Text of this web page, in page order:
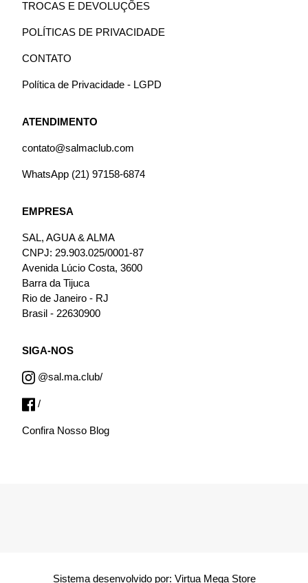
TROCAS E DEVOLUÇÕES
POLÍTICAS DE PRIVACIDADE
CONTATO
Política de Privacidade - LGPD
ATENDIMENTO
contato@salmaclub.com
WhatsApp (21) 97158-6874
EMPRESA
SAL, AGUA & ALMA
CNPJ: 29.903.025/0001-87
Avenida Lúcio Costa, 3600
Barra da Tijuca
Rio de Janeiro - RJ
Brasil - 22630900
SIGA-NOS
@sal.ma.club/
/
Confira Nosso Blog
Sistema desenvolvido por: Virtua Mega Store